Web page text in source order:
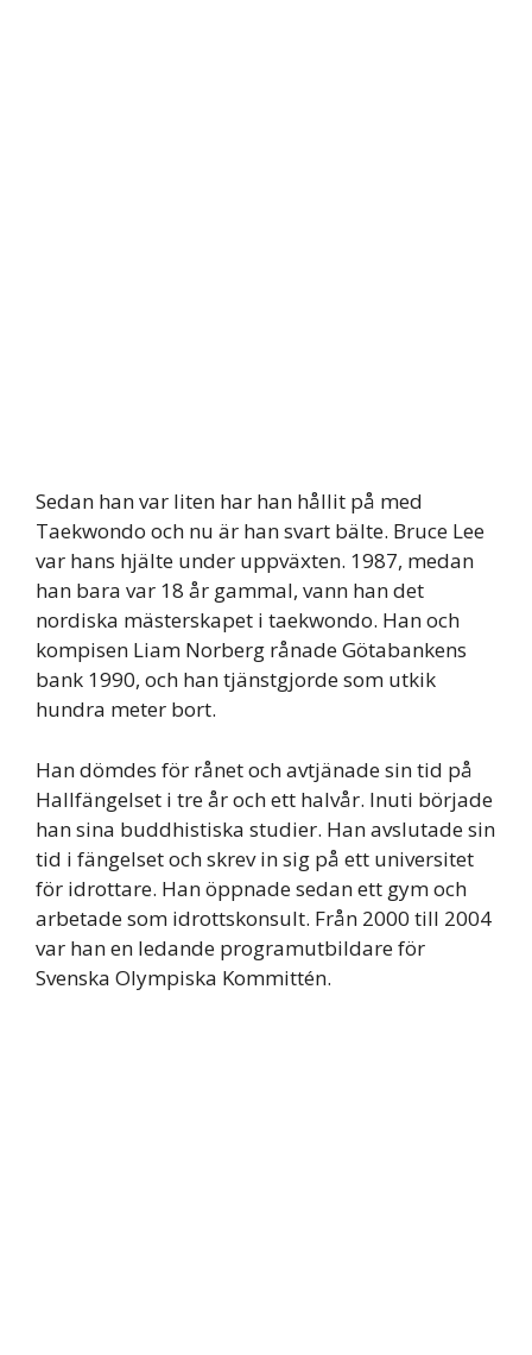
Sedan han var liten har han hållit på med
Taekwondo och nu är han svart bälte. Bruce Lee
var hans hjälte under uppväxten. 1987, medan
han bara var 18 år gammal, vann han det
nordiska mästerskapet i taekwondo. Han och
kompisen Liam Norberg rånade Götabankens
bank 1990, och han tjänstgjorde som utkik
hundra meter bort.
Han dömdes för rånet och avtjänade sin tid på
Hallfängelset i tre år och ett halvår. Inuti började
han sina buddhistiska studier. Han avslutade sin
tid i fängelset och skrev in sig på ett universitet
för idrottare. Han öppnade sedan ett gym och
arbetade som idrottskonsult. Från 2000 till 2004
var han en ledande programutbildare för
Svenska Olympiska Kommittén.